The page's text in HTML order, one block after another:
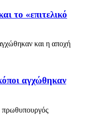
το «επιτελικό
αγχώθηκαν